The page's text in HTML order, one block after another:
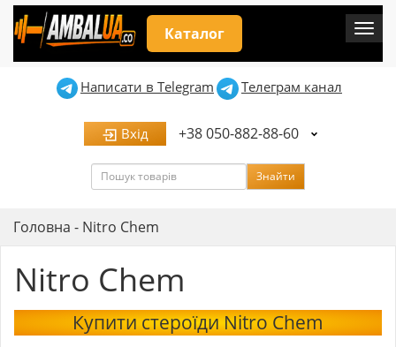
Каталог
Написати в Telegram Телеграм канал
Вхід +38 050-882-88-60
Пошук Знайти
Головна - Nitro Chem
Nitro Chem
Купити стероїди Nitro Chem